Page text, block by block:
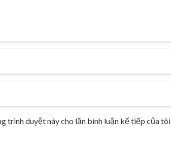
trình duyệt này cho lần bình luận kế tiếp của tôi.